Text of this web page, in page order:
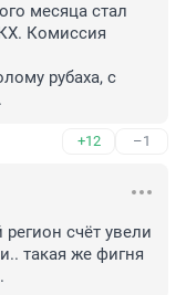
месяца стал
Комиссия
рубаха, с
+12 –1
счёт увели
такая же фигня